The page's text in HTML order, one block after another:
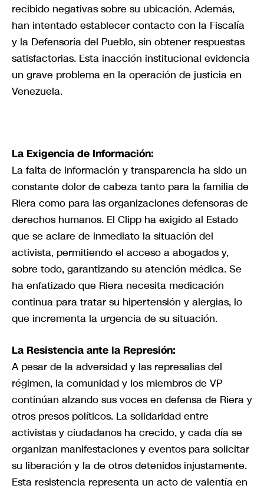
recibido negativas sobre su ubicación. Además,
han intentado establecer contacto con la Fiscalía
y la Defensoría del Pueblo, sin obtener respuestas
satisfactorias. Esta inacción institucional evidencia
un grave problema en la operación de justicia en
Venezuela.
La Exigencia de Información:
La falta de información y transparencia ha sido un
constante dolor de cabeza tanto para la familia de
Riera como para las organizaciones defensoras de
derechos humanos. El Clipp ha exigido al Estado
que se aclare de inmediato la situación del
activista, permitiendo el acceso a abogados y,
sobre todo, garantizando su atención médica. Se
ha enfatizado que Riera necesita medicación
continua para tratar su hipertensión y alergias, lo
que incrementa la urgencia de su situación.
La Resistencia ante la Represión:
A pesar de la adversidad y las represalias del
régimen, la comunidad y los miembros de VP
continúan alzando sus voces en defensa de Riera y
otros presos políticos. La solidaridad entre
activistas y ciudadanos ha crecido, y cada día se
organizan manifestaciones y eventos para solicitar
su liberación y la de otros detenidos injustamente.
Esta resistencia representa un acto de valentía en